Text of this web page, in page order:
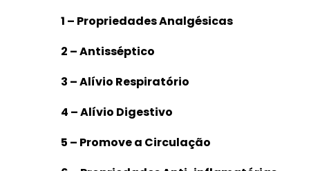
1 – Propriedades Analgésicas
2 – Antisséptico
3 – Alívio Respiratório
4 – Alívio Digestivo
5 – Promove a Circulação